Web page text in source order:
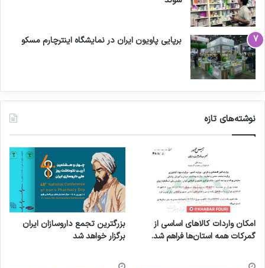
برپایی پاویون ایران در نمایشگاه اینترچارم مسکو
نوشته‌های تازه
امکان واردات کالاهای اساسی از
گمرکات همه استان‌ها فراهم شد.
بزرگترین تجمع داروسازان ایران
برگزار خواهد شد